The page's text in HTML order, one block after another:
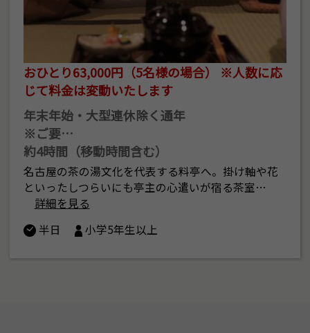
おひとり63,000円（5名様の場合） ※人数に応
じて料金は変動いたします
年末年始・大型連休除く通年
※ご要…
約4時間（移動時間含む）
名古屋の茶の湯文化を代表する料亭へ。掛け軸や花
といったしつらいにも亭主の心遣いが宿る茶室…
詳細を見る
半日
小学5年生以上